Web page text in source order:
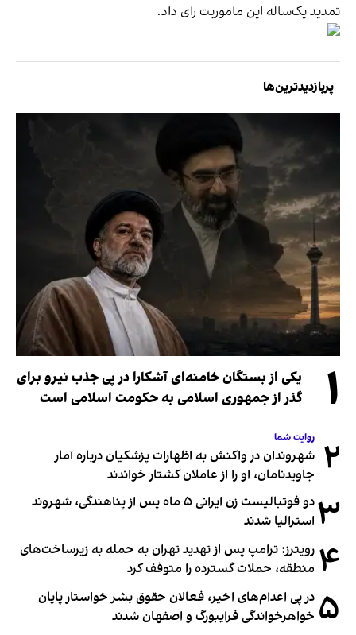
تمدید یک‌ساله این ماموریت رای داد.
پربازدیدترین‌ها
۱
یکی از بستگان خامنه‌ای آشکارا در پی جذب نیرو برای
گذر از جمهوری اسلامی به حکومت اسلامی است
۲ روایت شما
شهروندان در واکنش به اظهارات پزشکیان درباره آمار
جاویدنامان، او را از عاملان کشتار خواندند
۳
دو فوتبالیست زن ایرانی ۵ ماه پس از پناهندگی، شهروند
استرالیا شدند
۴ رویترز: ترامپ پس از تهدید تهران به حمله به زیرساخت‌های
منطقه، حملات گسترده را متوقف کرد
۵ در پی اعدام‌های اخیر، فعالان حقوق بشر خواستار پایان
خواهرخواندگی فرایبورگ و اصفهان شدند